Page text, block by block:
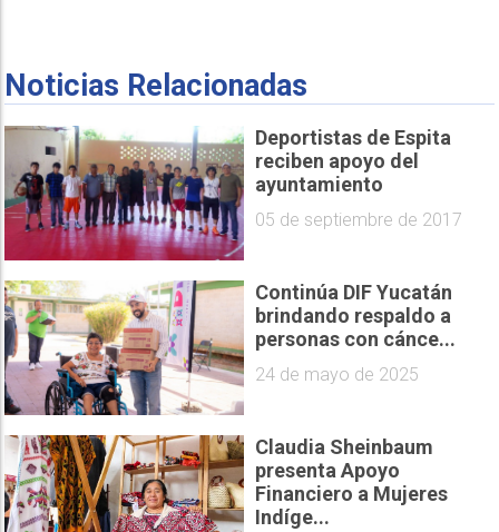
Noticias Relacionadas
Deportistas de Espita
reciben apoyo del
ayuntamiento
05 de septiembre de 2017
Continúa DIF Yucatán
brindando respaldo a
personas con cánce...
24 de mayo de 2025
Claudia Sheinbaum
presenta Apoyo
Financiero a Mujeres
Indíge...